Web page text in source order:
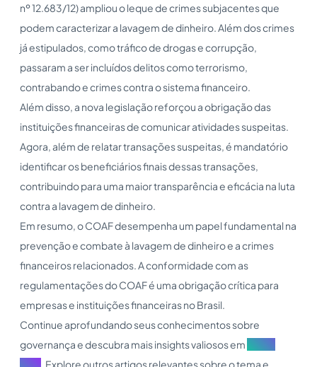
nº 12.683/12) ampliou o leque de crimes subjacentes que
podem caracterizar a lavagem de dinheiro. Além dos crimes
já estipulados, como tráfico de drogas e corrupção,
passaram a ser incluídos delitos como terrorismo,
contrabando e crimes contra o sistema financeiro.
Além disso, a nova legislação reforçou a obrigação das
instituições financeiras de comunicar atividades suspeitas.
Agora, além de relatar transações suspeitas, é mandatório
identificar os beneficiários finais dessas transações,
contribuindo para uma maior transparência e eficácia na luta
contra a lavagem de dinheiro.
Em resumo, o COAF desempenha um papel fundamental na
prevenção e combate à lavagem de dinheiro e a crimes
financeiros relacionados. A conformidade com as
regulamentações do COAF é uma obrigação crítica para
empresas e instituições financeiras no Brasil.
Continue aprofundando seus conhecimentos sobre
governança e descubra mais insights valiosos em
. Explore outros artigos relevantes sobre o tema e